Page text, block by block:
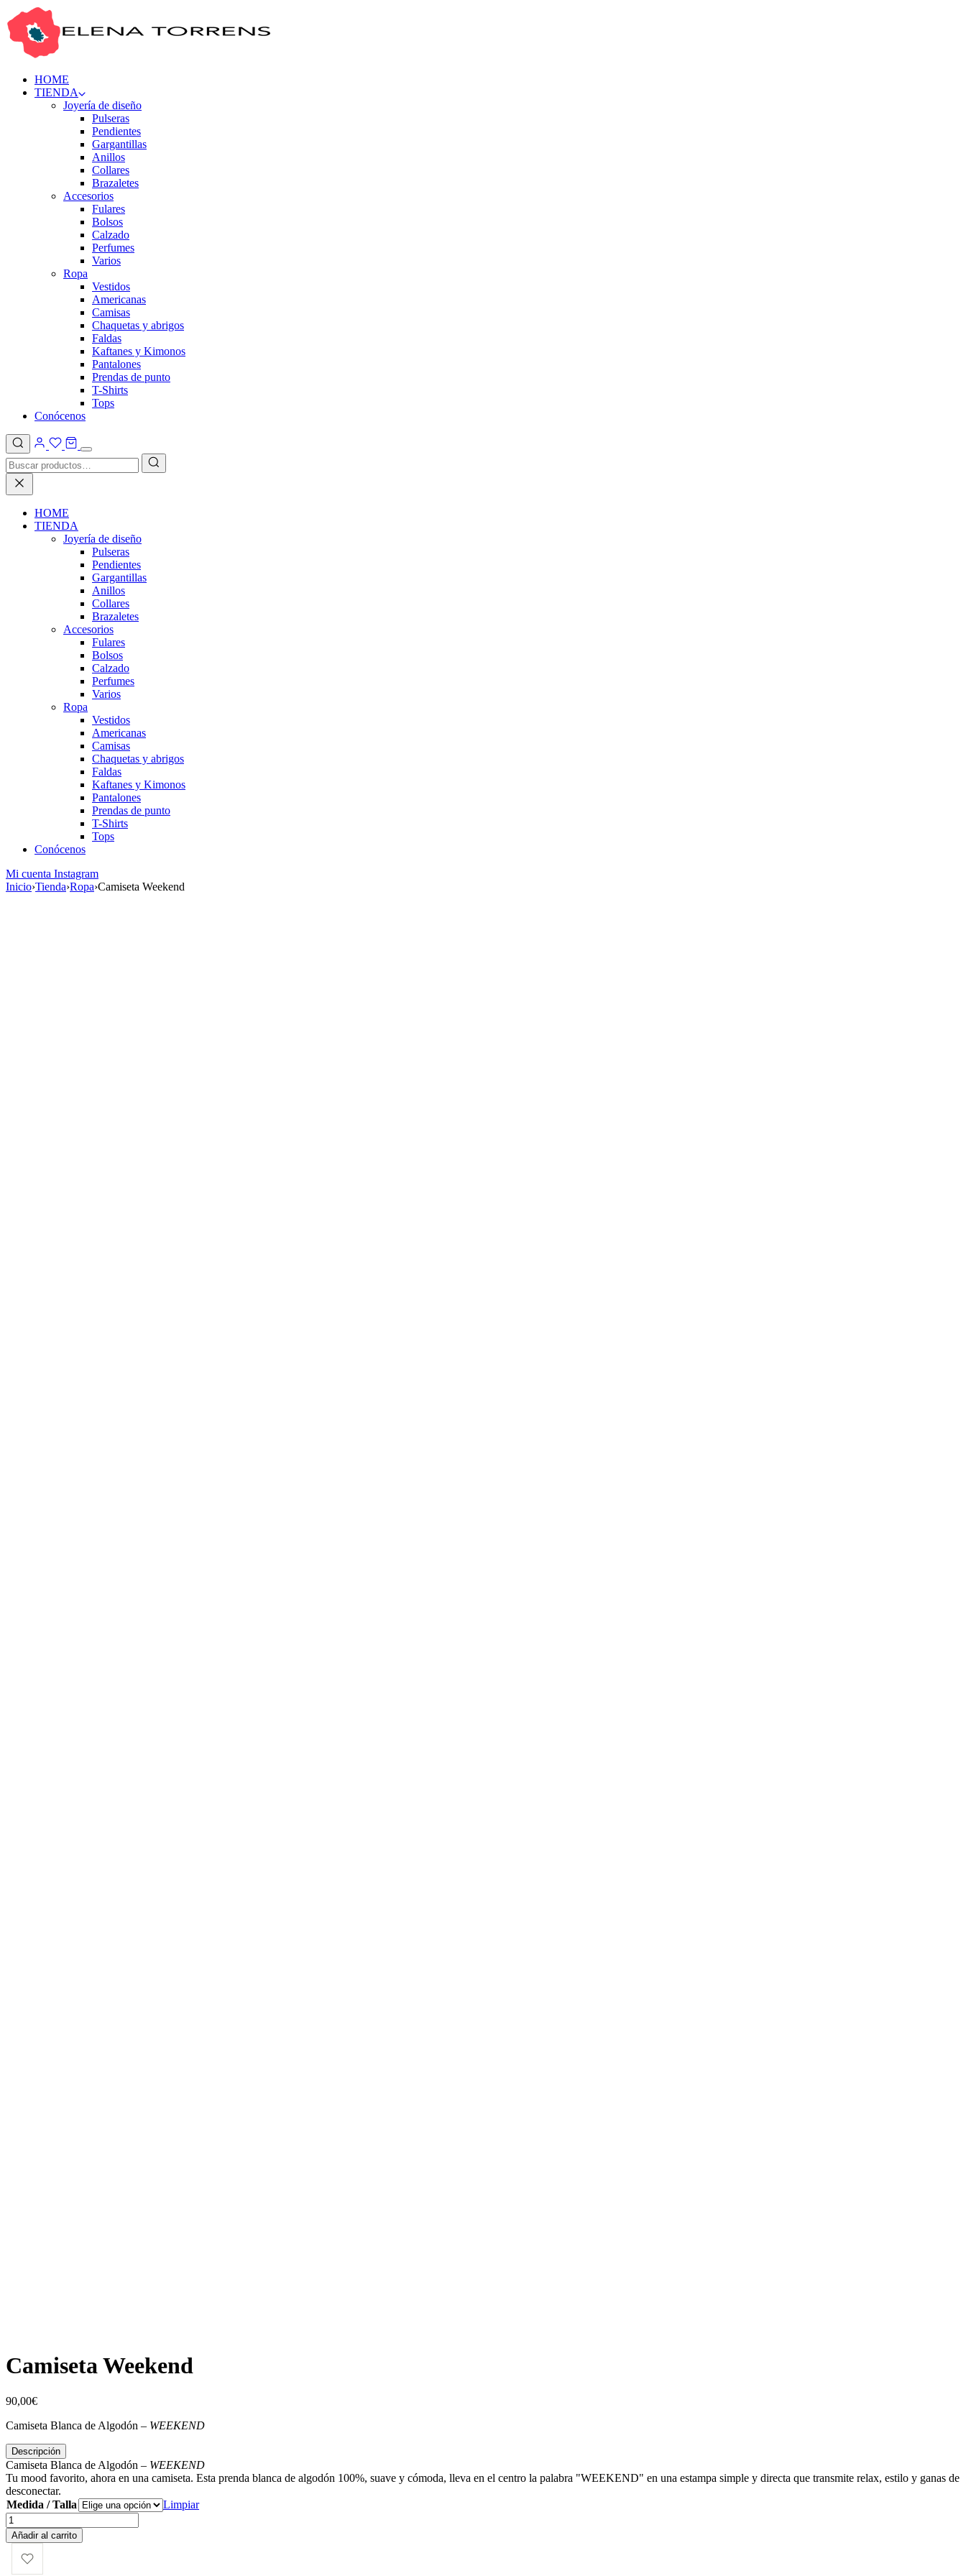
HOME
TIENDA
Joyería de diseño
Pulseras
Pendientes
Gargantillas
Anillos
Collares
Brazaletes
Accesorios
Fulares
Bolsos
Calzado
Perfumes
Varios
Ropa
Vestidos
Americanas
Camisas
Chaquetas y abrigos
Faldas
Kaftanes y Kimonos
Pantalones
Prendas de punto
T-Shirts
Tops
Conócenos
HOME
TIENDA
Joyería de diseño
Pulseras
Pendientes
Gargantillas
Anillos
Collares
Brazaletes
Accesorios
Fulares
Bolsos
Calzado
Perfumes
Varios
Ropa
Vestidos
Americanas
Camisas
Chaquetas y abrigos
Faldas
Kaftanes y Kimonos
Pantalones
Prendas de punto
T-Shirts
Tops
Conócenos
Mi cuenta Instagram
Inicio›Tienda›Ropa›Camiseta Weekend
Camiseta Weekend
90,00€
Camiseta Blanca de Algodón – WEEKEND
Descripción
Camiseta Blanca de Algodón – WEEKEND
Tu mood favorito, ahora en una camiseta. Esta prenda blanca de algodón 100%, suave y cómoda, lleva en el centro la palabra "WEEKEND" en una estampa simple y directa que transmite relax, estilo y ganas de
desconectar.
Medida / Talla
Limpiar
Camiseta
Weekend
cantidad
Añadir al carrito